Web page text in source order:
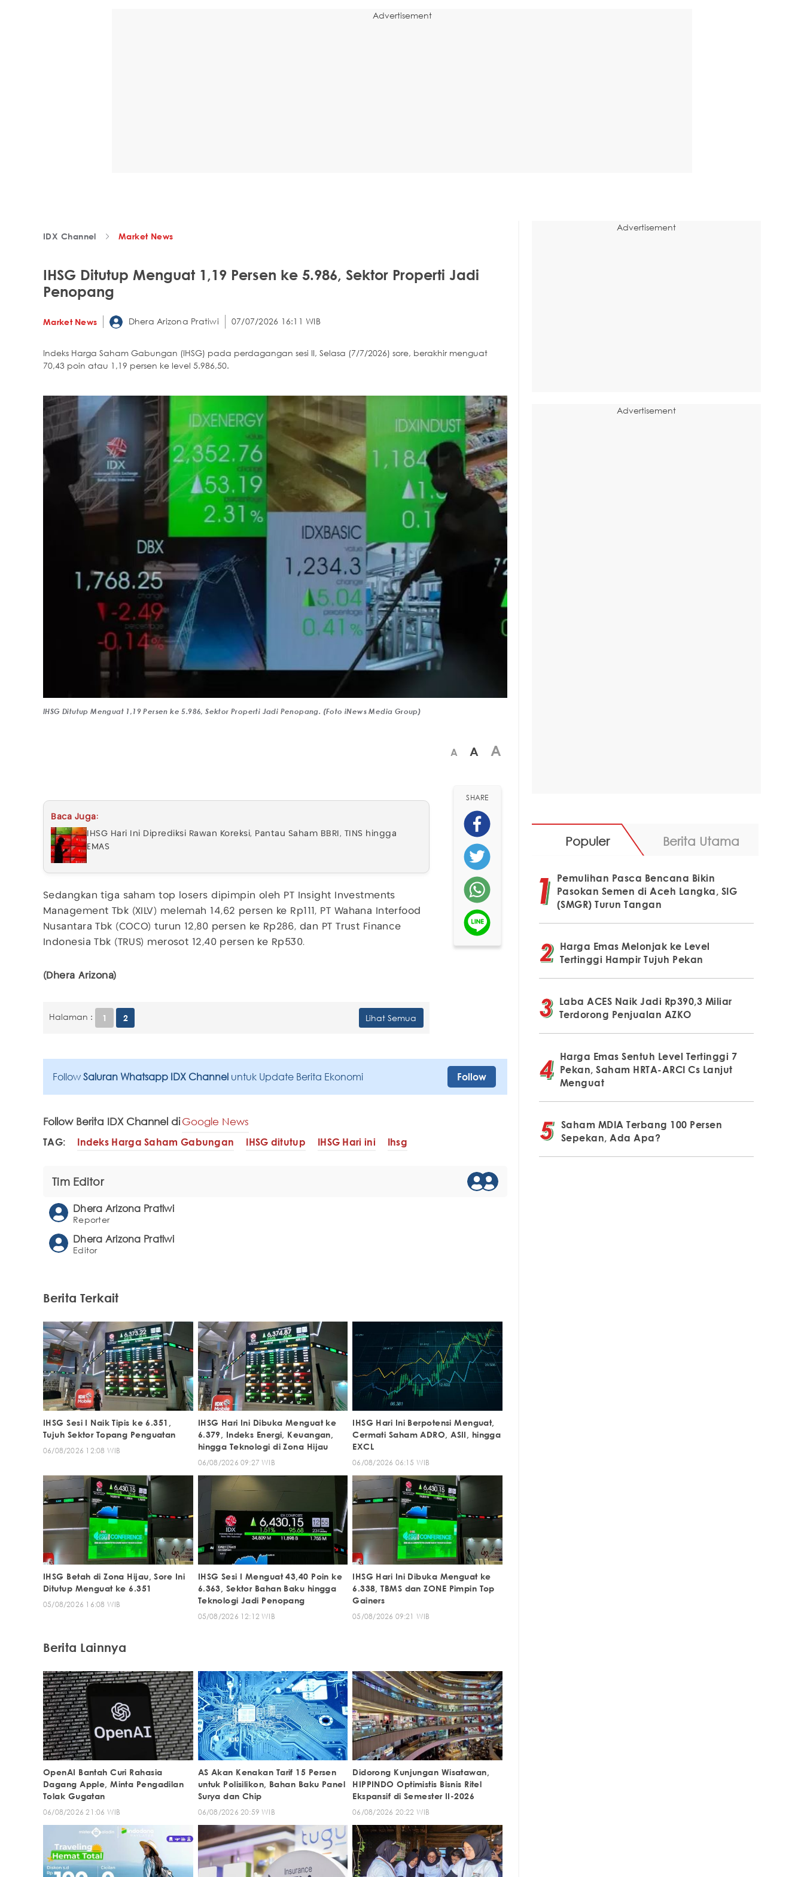
Advertisement
IDX Channel Market News
IHSG Ditutup Menguat 1,19 Persen ke 5.986, Sektor Properti Jadi
Penopang
Market News Dhera Arizona Pratiwi 07/07/2026 16:11 WIB
Indeks Harga Saham Gabungan (IHSG) pada perdagangan sesi II, Selasa (7/7/2026) sore, berakhir menguat
70,43 poin atau 1,19 persen ke level 5.986,50.
IHSG Ditutup Menguat 1,19 Persen ke 5.986, Sektor Properti Jadi Penopang. (Foto iNews Media Group)
A A A
Baca Juga:
IHSG Hari Ini Diprediksi Rawan Koreksi, Pantau Saham BBRI, TINS hingga
EMAS
Sedangkan tiga saham top losers dipimpin oleh PT Insight Investments
Management Tbk (XILV) melemah 14,62 persen ke Rp111, PT Wahana Interfood
Nusantara Tbk (COCO) turun 12,80 persen ke Rp286, dan PT Trust Finance
Indonesia Tbk (TRUS) merosot 12,40 persen ke Rp530.
(Dhera Arizona)
Halaman : 1 2 Lihat Semua
SHARE
Follow Saluran Whatsapp IDX Channel untuk Update Berita Ekonomi Follow
Follow Berita IDX Channel diGoogle News
TAG: Indeks Harga Saham Gabungan IHSG ditutup IHSG Hari ini Ihsg
Tim Editor
Dhera Arizona Pratiwi
Reporter
Dhera Arizona Pratiwi
Editor
Berita Terkait
IHSG Sesi I Naik Tipis ke 6.351,
Tujuh Sektor Topang Penguatan
06/08/2026 12:08 WIB
IHSG Hari Ini Dibuka Menguat ke
6.379, Indeks Energi, Keuangan,
hingga Teknologi di Zona Hijau
06/08/2026 09:27 WIB
IHSG Hari Ini Berpotensi Menguat,
Cermati Saham ADRO, ASII, hingga
EXCL
06/08/2026 06:15 WIB
IHSG Betah di Zona Hijau, Sore Ini
Ditutup Menguat ke 6.351
05/08/2026 16:08 WIB
IHSG Sesi I Menguat 43,40 Poin ke
6.363, Sektor Bahan Baku hingga
Teknologi Jadi Penopang
05/08/2026 12:12 WIB
IHSG Hari Ini Dibuka Menguat ke
6.338, TBMS dan ZONE Pimpin Top
Gainers
05/08/2026 09:21 WIB
Berita Lainnya
OpenAI Bantah Curi Rahasia
Dagang Apple, Minta Pengadilan
Tolak Gugatan
06/08/2026 21:06 WIB
AS Akan Kenakan Tarif 15 Persen
untuk Polisilikon, Bahan Baku Panel
Surya dan Chip
06/08/2026 20:59 WIB
Didorong Kunjungan Wisatawan,
HIPPINDO Optimistis Bisnis Ritel
Ekspansif di Semester II-2026
06/08/2026 20:22 WIB
Advertisement
Advertisement
Populer Berita Utama
Pemulihan Pasca Bencana Bikin
Pasokan Semen di Aceh Langka, SIG
(SMGR) Turun Tangan
Harga Emas Melonjak ke Level
Tertinggi Hampir Tujuh Pekan
Laba ACES Naik Jadi Rp390,3 Miliar
Terdorong Penjualan AZKO
Harga Emas Sentuh Level Tertinggi 7
Pekan, Saham HRTA-ARCI Cs Lanjut
Menguat
Saham MDIA Terbang 100 Persen
Sepekan, Ada Apa?